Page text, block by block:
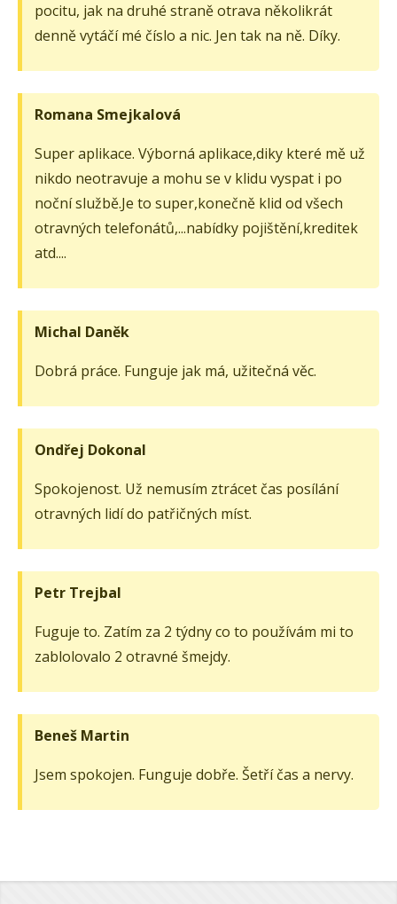
pocitu, jak na druhé straně otrava několikrát
denně vytáčí mé číslo a nic. Jen tak na ně. Díky.
Romana Smejkalová
Super aplikace. Výborná aplikace,diky které mě už
nikdo neotravuje a mohu se v klidu vyspat i po
noční službě.Je to super,konečně klid od všech
otravných telefonátů,...nabídky pojištění,kreditek
atd....
Michal Daněk
Dobrá práce. Funguje jak má, užitečná věc.
Ondřej Dokonal
Spokojenost. Už nemusím ztrácet čas posílání
otravných lidí do patřičných míst.
Petr Trejbal
Fuguje to. Zatím za 2 týdny co to používám mi to
zablolovalo 2 otravné šmejdy.
Beneš Martin
Jsem spokojen. Funguje dobře. Šetří čas a nervy.